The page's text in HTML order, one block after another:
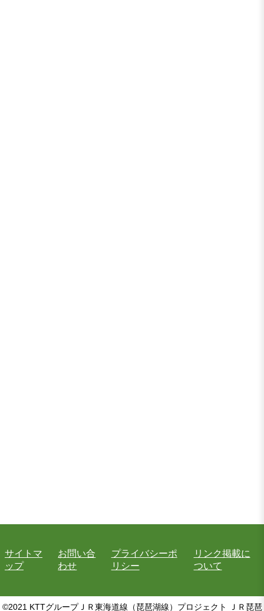
サイトマ
ップ
お問い合
わせ
プライバシーポ
リシー
リンク掲載に
ついて
©2021 KTTグループＪＲ東海道線（琵琶湖線）プロジェクト ＪＲ琵琶